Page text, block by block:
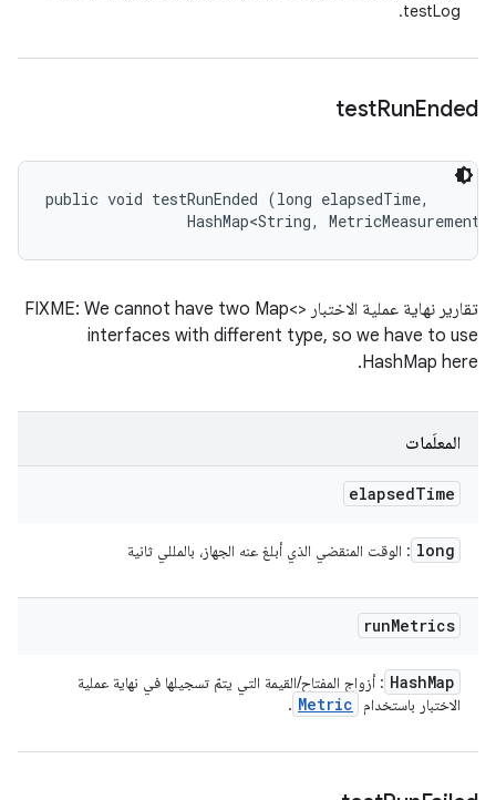
testLog.
testRunEnded
public void testRunEnded (long elapsedTime,
HashMap<String,
تقارير نهاية عملية الاختبار FIXME: We cannot have two Map<>
interfaces with different type, so we have to use
HashMap here.
المعلَمات
elapsedTime
long : الوقت المنقضي الذي أبلغ عنه الجهاز، بالمللي ثانية
runMetrics
HashMap
: أزواج المفتاح/القيمة التي يتمّ تسجيلها في نهاية عملية
الاختبار باستخدام
Metric
.